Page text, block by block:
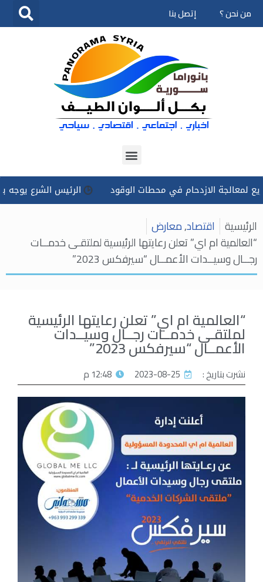
تخطى
من نحن ؟ إتصل بنا
الازدحام في محطات الوقود الرئيس الشرع يوجه
الرئيسية اقتصاد,معارض
“العالمية ام اي” تعلن رعايتها الرئيسية لملتقـى خدمــات
رجــال وسيــدات الأعمــال “سيرفكس 2023”
“العالمية ام اي” تعلن رعايتها الرئيسية
لملتقـى خدمــات رجــال وسيــدات
الأعمــال “سيرفكس 2023”
نشرت بتاريخ : 2023-08-25 12:48 م